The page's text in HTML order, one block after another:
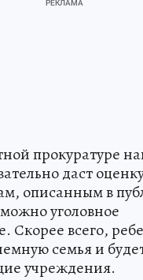
прокуратуре
даст
описанным в
уголовное
Скорее всего,
семья и
учреждения.